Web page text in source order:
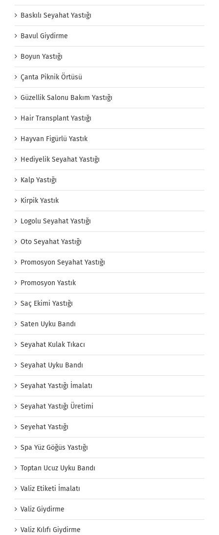
Baskılı Seyahat Yastığı
Bavul Giydirme
Boyun Yastığı
Çanta Piknik Örtüsü
Güzellik Salonu Bakım Yastığı
Hair Transplant Yastığı
Hayvan Figürlü Yastık
Hediyelik Seyahat Yastığı
Kalp Yastığı
Kirpik Yastık
Logolu Seyahat Yastığı
Oto Seyahat Yastığı
Promosyon Seyahat Yastığı
Promosyon Yastık
Saç Ekimi Yastığı
Saten Uyku Bandı
Seyahat Kulak Tıkacı
Seyahat Uyku Bandı
Seyahat Yastığı İmalatı
Seyahat Yastığı Üretimi
Seyehat Yastığı
Spa Yüz Göğüs Yastığı
Toptan Ucuz Uyku Bandı
Valiz Etiketi İmalatı
Valiz Giydirme
Valiz Kılıfı Giydirme